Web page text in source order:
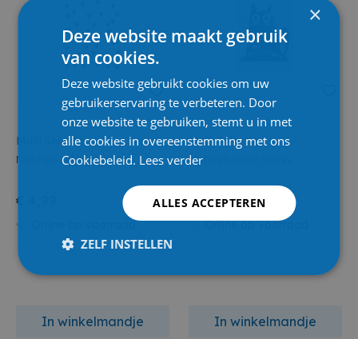
Multi Selectie
Notitieboekje Blanco
€ 4,99
Online op voorraad
In winkelmandje
Multi Selectie
Notitieboekje Notes
€ 4,99
Online op voorraad
In winkelmandje
×
Deze website maakt gebruik
van cookies.
Deze website gebruikt cookies om uw
gebruikerservaring te verbeteren. Door
onze website te gebruiken, stemt u in met
alle cookies in overeenstemming met ons
Cookiebeleid. Lees verder
ALLES ACCEPTEREN
ZELF INSTELLEN